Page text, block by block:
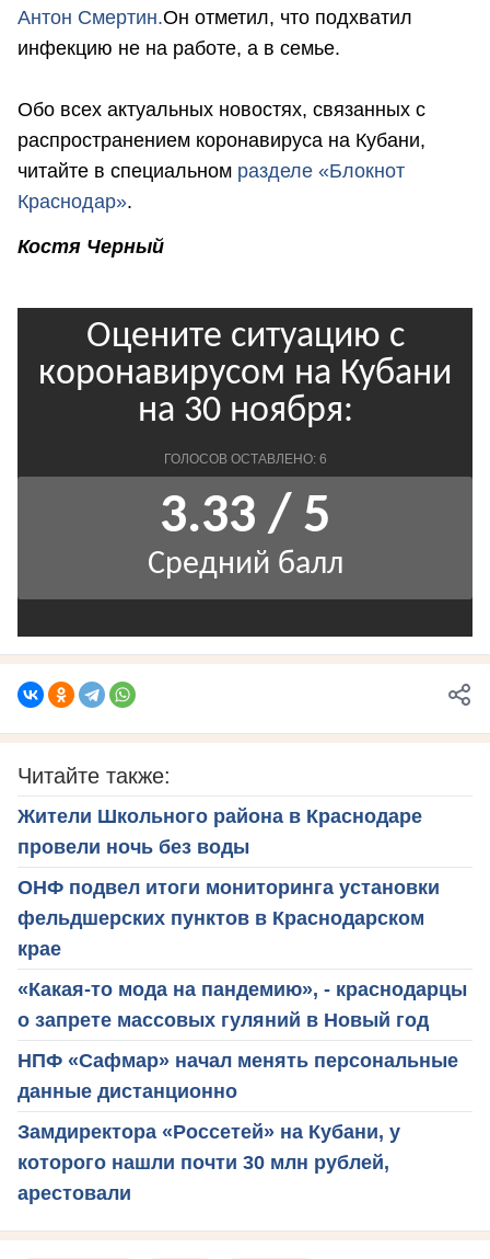
Антон Смертин.Он отметил, что подхватил
инфекцию не на работе, а в семье.
Обо всех актуальных новостях, связанных с
распространением коронавируса на Кубани,
читайте в специальном разделе «Блокнот
Краснодар».
Костя Черный
Читайте также:
Жители Школьного района в Краснодаре
провели ночь без воды
ОНФ подвел итоги мониторинга установки
фельдшерских пунктов в Краснодарском
крае
«Какая-то мода на пандемию», - краснодарцы
о запрете массовых гуляний в Новый год
НПФ «Сафмар» начал менять персональные
данные дистанционно
Замдиректора «Россетей» на Кубани, у
которого нашли почти 30 млн рублей,
арестовали